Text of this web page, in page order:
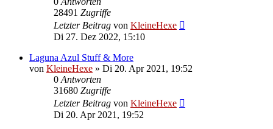
28491 Zugriffe
Letzter Beitrag von KleineHexe
Di 27. Dez 2022, 15:10
Laguna Azul Stuff & More
von KleineHexe » Di 20. Apr 2021, 19:52
0 Antworten
31680 Zugriffe
Letzter Beitrag von KleineHexe
Di 20. Apr 2021, 19:52